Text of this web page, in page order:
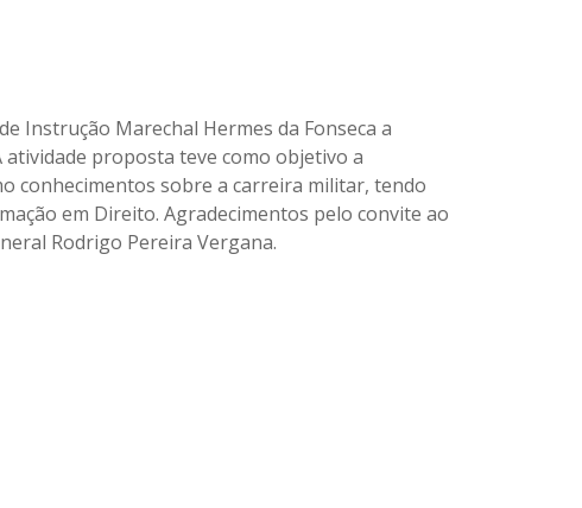
Instrução Marechal Hermes da Fonseca a
proposta teve como objetivo a
conhecimentos sobre a carreira militar, tendo
em Direito. Agradecimentos pelo convite ao
Rodrigo Pereira Vergana.